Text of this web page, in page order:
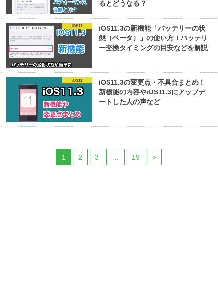
るとどうなる？
iOS11
iOS11.3の新機能「バッテリーの状
態（ベータ）」の使い方！バッテリ
ー交換タイミングの目安などを解説
iOS11
iOS11.3の変更点・不具合まとめ！
新機能の内容やiOS11.3にアップデ
ートした人の声など
1 2 3 … 19 >